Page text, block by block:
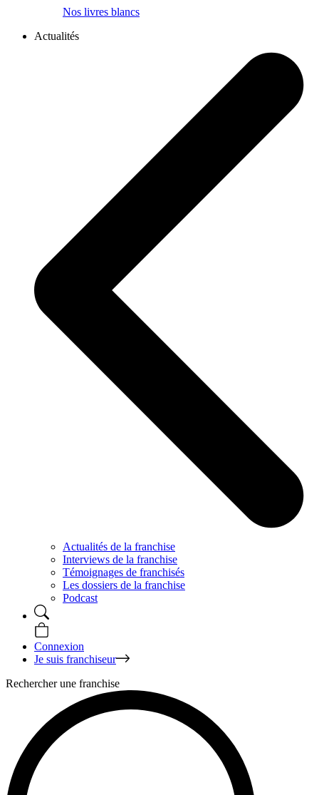
Nos livres blancs
Actualités
Actualités de la franchise
Interviews de la franchise
Témoignages de franchisés
Les dossiers de la franchise
Podcast
Connexion
Je suis franchiseur
Rechercher une franchise